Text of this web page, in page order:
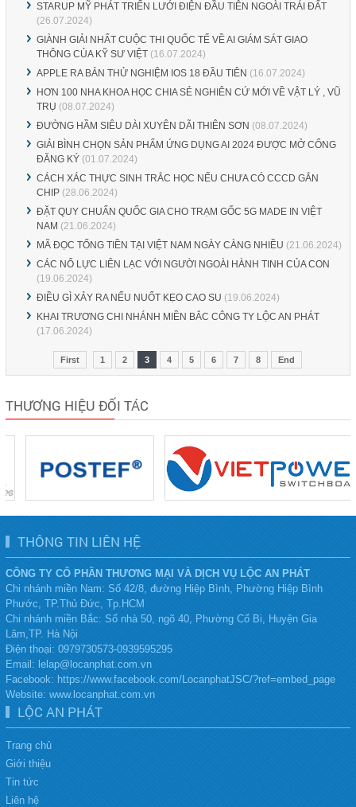
STARUP MỸ PHÁT TRIỂN LƯỚI ĐIỆN ĐẦU TIÊN NGOÀI TRÁI ĐẤT
(26.07.2024)
GIÀNH GIẢI NHẤT CUỘC THI QUỐC TẾ VỀ AI GIÁM SÁT GIAO
THÔNG CỦA KỸ SƯ VIỆT(16.07.2024)
APPLE RA BẢN THỬ NGHIỆM IOS 18 ĐẦU TIÊN (16.07.2024)
HƠN 100 NHA KHOA HỌC CHIA SẺ NGHIÊN CỨ MỚI VỀ VẬT LÝ , VŨ
TRỤ (08.07.2024)
ĐƯỜNG HẦM SIÊU DÀI XUYÊN DÃI THIÊN SƠN (08.07.2024)
GIẢI BÌNH CHỌN SẢN PHẨM ỨNG DỤNG AI 2024 ĐƯỢC MỞ CỔNG
ĐĂNG KÝ(01.07.2024)
CÁCH XÁC THỰC SINH TRẮC HỌC NẾU CHƯA CÓ CCCD GẮN
CHIP(28.06.2024)
ĐẶT QUY CHUẨN QUỐC GIA CHO TRẠM GỐC 5G MADE IN VIỆT
NAM (21.06.2024)
MÃ ĐỌC TỐNG TIỀN TẠI VIỆT NAM NGÀY CÀNG NHIỀU (21.06.2024)
CÁC NỔ LỰC LIÊN LẠC VỚI NGƯỜI NGOÀI HÀNH TINH CỦA CON
(19.06.2024)
ĐIỀU GÌ XẢY RA NẾU NUỐT KẸO CAO SU (19.06.2024)
KHAI TRƯƠNG CHI NHÁNH MIỀN BẮC CÔNG TY LỘC AN PHÁT
(17.06.2024)
First 1 2 3 4 5 6 7 8 End
THƯƠNG HIỆU ĐỐI TÁC
THÔNG TIN LIÊN HỆ
CÔNG TY CỔ PHẦN THƯƠNG MẠI VÀ DỊCH VỤ LỘC AN PHÁT
Chi nhánh miền Nam: Số 42/8, đường Hiệp Bình, Phường Hiệp Bình
Phước, TP.Thủ Đức, Tp.HCM
Chi nhánh miền Bắc: Số nhà 50, ngõ 40, Phường Cổ Bi, Huyện Gia
Lâm,TP. Hà Nội
Điện thoại: 0979730573-0939595295
Email: lelap@locanphat.com.vn
Facebook: https://www.facebook.com/LocanphatJSC/?ref=embed_page
Website: www.locanphat.com.vn
LỘC AN PHÁT
Trang chủ
Giới thiệu
Tin tức
Liên hệ